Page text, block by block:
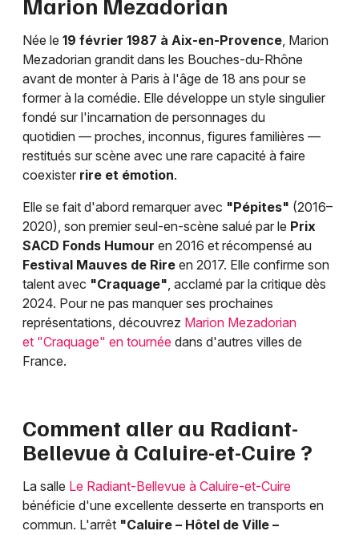
Née le 19 février 1987 à Aix-en-Provence, Marion
Mezadorian grandit dans les Bouches-du-Rhône
avant de monter à Paris à l'âge de 18 ans pour se
former à la comédie. Elle développe un style singulier
fondé sur l'incarnation de personnages du
quotidien — proches, inconnus, figures familières —
restitués sur scène avec une rare capacité à faire
coexister rire et émotion.
Elle se fait d'abord remarquer avec "Pépites" (2016–
2020), son premier seul-en-scène salué par le Prix
SACD Fonds Humour en 2016 et récompensé au
Festival Mauves de Rire en 2017. Elle confirme son
talent avec "Craquage", acclamé par la critique dès
2024. Pour ne pas manquer ses prochaines
représentations, découvrez Marion Mezadorian
et "Craquage" en tournée dans d'autres villes de
France.
Comment aller au Radiant-
Bellevue à Caluire-et-Cuire ?
La salle Le Radiant-Bellevue à Caluire-et-Cuire
bénéficie d'une excellente desserte en transports en
commun. L'arrêt "Caluire – Hôtel de Ville –